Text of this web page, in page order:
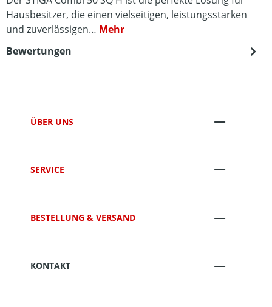
Hausbesitzer, die einen vielseitigen, leistungsstarken
und zuverlässigen… Mehr
Bewertungen
ÜBER UNS
SERVICE
BESTELLUNG & VERSAND
KONTAKT